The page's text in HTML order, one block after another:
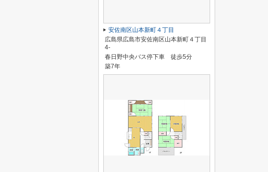
安佐南区山本新町４丁目
広島県広島市安佐南区山本新町４丁目
4-
春日野中央バス停下車 徒歩5分
築7年